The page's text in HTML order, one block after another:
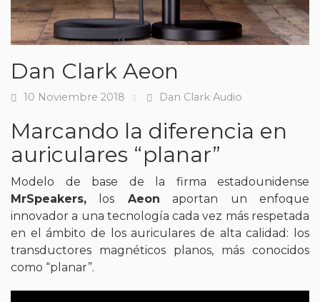
Dan Clark Aeon
Fecha
10 Noviembre 2018 Tags
Dan Clark Audio
Marcando la diferencia en
auriculares “planar”
Modelo de base de la firma estadounidense
MrSpeakers, los Aeon aportan un enfoque
innovador a una tecnología cada vez más respetada
en el ámbito de los auriculares de alta calidad: los
transductores magnéticos planos, más conocidos
como “planar”.